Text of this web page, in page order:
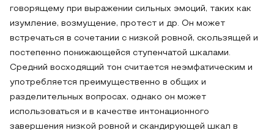
говорящему при выражении сильных эмоций, таких как
изумление, возмущение, протест и др. Он может
встречаться в сочетании с низкой ровной, скользящей и
постепенно понижающейся ступенчатой шкалами.
Средний восходящий тон считается неэмфатическим и
употребляется преимущественно в общих и
разделительных вопросах, однако он может
использоваться и в качестве интонационного
завершения низкой ровной и скандирующей шкал в